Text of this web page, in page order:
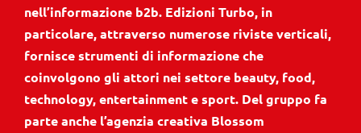
nell’informazione b2b. Edizioni Turbo, in
particolare, attraverso numerose riviste verticali,
fornisce strumenti di informazione che
coinvolgono gli attori nei settore beauty, food,
technology, entertainment e sport. Del gruppo fa
parte anche l’agenzia creativa Blossom